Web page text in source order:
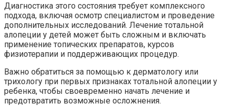
Диагностика этого состояния требует комплексного
подхода, включая осмотр специалистом и проведение
дополнительных исследований. Лечение тотальной
алопеции у детей может быть сложным и включать
применение топических препаратов, курсов
физиотерапии и поддерживающих процедур.
Важно обратиться за помощью к дерматологу или
трихологу при первых признаках тотальной алопеции у
ребенка, чтобы своевременно начать лечение и
предотвратить возможные осложнения.